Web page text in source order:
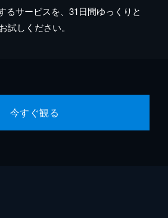
るサービスを、31日間ゆっくりと
お試しください。
今すぐ観る